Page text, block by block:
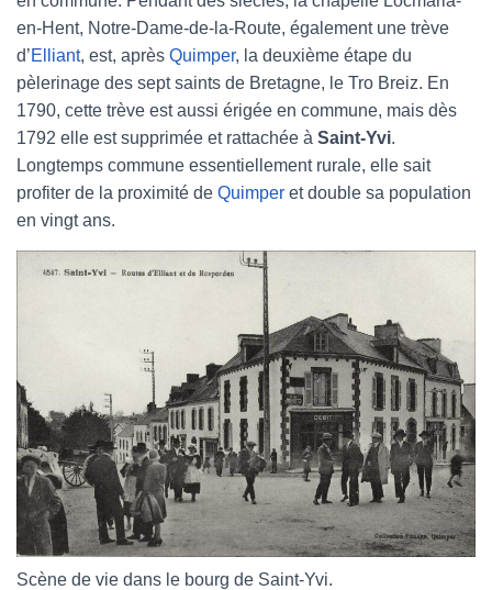
en-Hent, Notre-Dame-de-la-Route, également une trève
d’Elliant, est, après Quimper, la deuxième étape du
pèlerinage des sept saints de Bretagne, le Tro Breiz. En
1790, cette trève est aussi érigée en commune, mais dès
1792 elle est supprimée et rattachée à Saint-Yvi.
Longtemps commune essentiellement rurale, elle sait
profiter de la proximité de Quimper et double sa population
en vingt ans.
Scène de vie dans le bourg de Saint-Yvi.